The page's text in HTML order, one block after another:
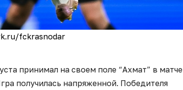
fckrasnodar
принимал на своем поле “Ахмат” в матче
получилась напряженной. Победителя